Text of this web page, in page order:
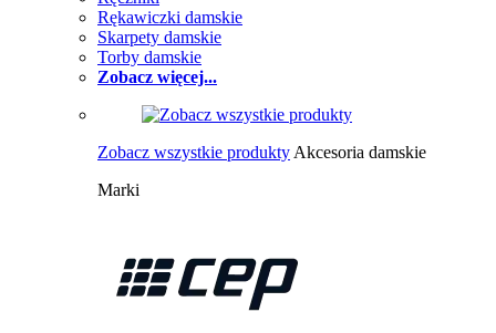
Rękawiczki damskie
Skarpety damskie
Torby damskie
Zobacz więcej...
Zobacz wszystkie produkty Akcesoria damskie
Marki